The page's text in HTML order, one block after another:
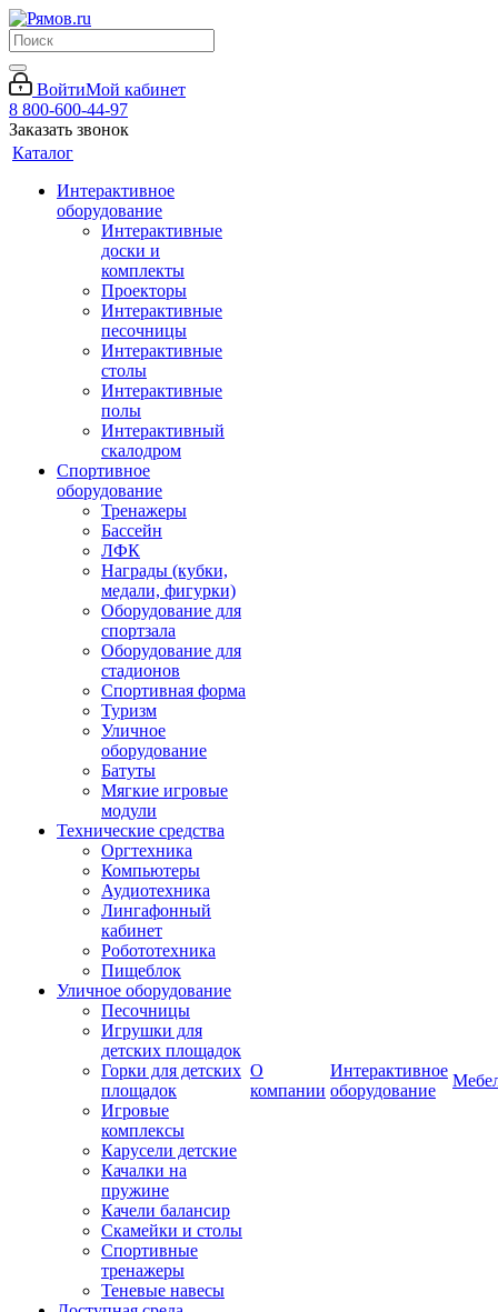
ВойтиМой кабинет
8 800-600-44-97
Заказать звонок
Каталог
Интерактивное
оборудование
Интерактивные
доски и
комплекты
Проекторы
Интерактивные
песочницы
Интерактивные
столы
Интерактивные
полы
Интерактивный
скалодром
Спортивное
оборудование
Тренажеры
Бассейн
ЛФК
Награды (кубки,
медали, фигурки)
Оборудование для
спортзала
Оборудование для
стадионов
Спортивная форма
Туризм
Уличное
оборудование
Батуты
Мягкие игровые
модули
Технические средства
Оргтехника
Компьютеры
Аудиотехника
Лингафонный
кабинет
Робототехника
Пищеблок
Уличное оборудование
Песочницы
Игрушки для
детских площадок
Горки для детских
площадок
Игровые
комплексы
Карусели детские
Качалки на
пружине
Качели балансир
Скамейки и столы
Спортивные
тренажеры
Теневые навесы
О
компании
Интерактивное
оборудование